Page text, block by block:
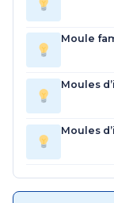
Moule
Moules
Moules